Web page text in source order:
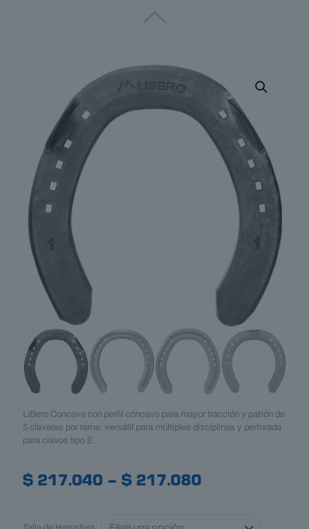
LiBero Concave con perfil cóncavo para mayor tracción y patrón de
5 claveras por rama: versátil para múltiples disciplinas y perforada
para clavos tipo E.
$ 217.040 – $ 217.080Price